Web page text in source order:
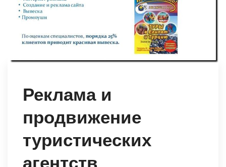
Реклама и
продвижение
туристических
агентств